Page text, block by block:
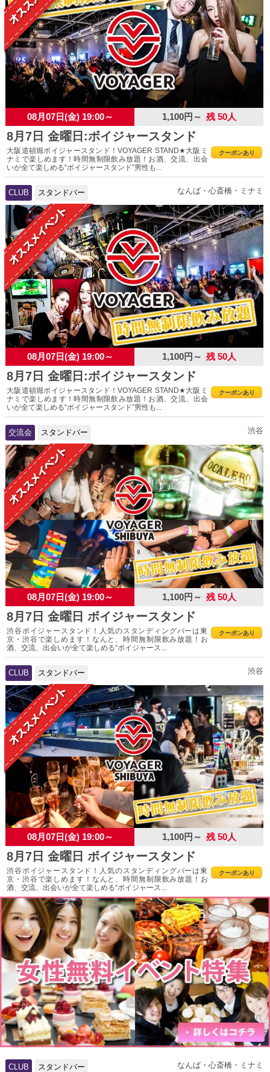
08月07日(金) 19:00～ 1,100円～ 残 50人
8月7日 金曜日:ボイジャースタンド
クーポンあり
大阪道頓堀ボイジャースタンド！VOYAGER STAND★大阪ミ
ナミで楽しめます！時間無制限飲み放題！お酒、交流、出会
いが全て楽しめる“ボイジャースタンド”男性も...
CLUB スタンドバー なんば・心斎橋・ミナミ
08月07日(金) 19:00～ 1,100円～ 残 50人
8月7日 金曜日:ボイジャースタンド
クーポンあり
大阪道頓堀ボイジャースタンド！VOYAGER STAND★大阪ミ
ナミで楽しめます！時間無制限飲み放題！お酒、交流、出会
いが全て楽しめる“ボイジャースタンド”男性も...
交流会 スタンドバー 渋谷
08月07日(金) 19:00～ 1,100円～ 残 50人
8月7日 金曜日 ボイジャースタンド
クーポンあり
渋谷ボイジャースタンド！人気のスタンディングバーは東
京・渋谷で楽しめます！なんと、時間無制限飲み放題！お
酒、交流、出会いが全て楽しめる“ボイジャース...
CLUB スタンドバー 渋谷
08月07日(金) 19:00～ 1,100円～ 残 50人
8月7日 金曜日 ボイジャースタンド
クーポンあり
渋谷ボイジャースタンド！人気のスタンディングバーは東
京・渋谷で楽しめます！なんと、時間無制限飲み放題！お
酒、交流、出会いが全て楽しめる“ボイジャース...
CLUB スタンドバー なんば・心斎橋・ミナミ